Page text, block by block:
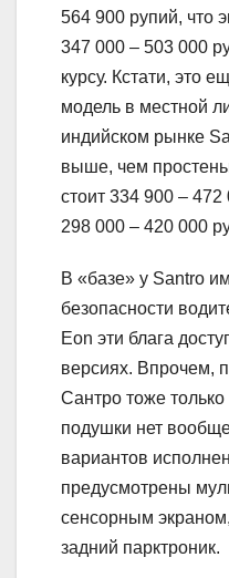
564 900 рупий, что
347 000 – 503 000
курсу. Кстати, это
модель в местной
индийском рынке
выше, чем
стоит 334 900 –
298 000 – 420 000
В «базе» у Santro
безопасности
Eon эти блага
версиях. Впрочем,
Сантро тоже
подушки нет
вариантов
предусмотрены
сенсорным
задний парктроник.